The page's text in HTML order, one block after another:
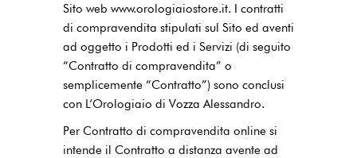
Sito web www.orologiaiostore.it. I contratti
di compravendita stipulati sul Sito ed aventi
ad oggetto i Prodotti ed i Servizi (di seguito
“Contratto di compravendita” o
semplicemente “Contratto”) sono conclusi
con L’Orologiaio di Vozza Alessandro.
Per Contratto di compravendita online si
intende il Contratto a distanza avente ad